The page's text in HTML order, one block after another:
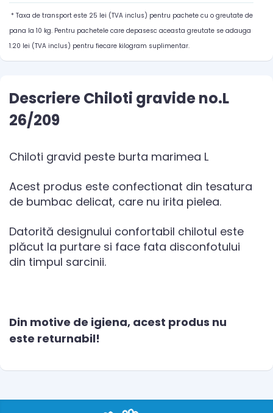
* Taxa de transport este 25 lei (TVA inclus) pentru pachete cu o greutate de
pana la 10 kg. Pentru pachetele care depasesc aceasta greutate se adauga
1.20 lei (TVA inclus) pentru fiecare kilogram suplimentar.
Descriere Chiloti gravide no.L
26/209
Chiloti gravid peste burta marimea L
Acest produs este confectionat din tesatura
de bumbac delicat, care nu irita pielea.
Datorită designului confortabil chilotul este
plăcut la purtare si face fata disconfotului
din timpul sarcinii.
Din motive de igiena, acest produs nu
este returnabil!